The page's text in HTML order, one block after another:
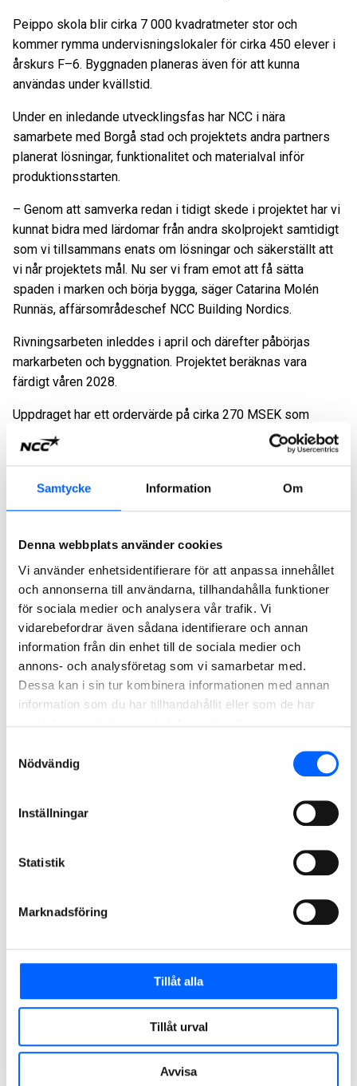
Samtycke Information Om
Denna webbplats använder cookies
Vi använder enhetsidentifierare för att anpassa innehållet
och annonserna till användarna, tillhandahålla funktioner
för sociala medier och analysera vår trafik. Vi
vidarebefordrar även sådana identifierare och annan
information från din enhet till de sociala medier och
annons- och analysföretag som vi samarbetar med.
Dessa kan i sin tur kombinera informationen med annan
information som du har tillhandahållit eller som de har
Nödvändig
Inställningar
Statistik
Marknadsföring
Tillåt alla
Tillåt urval
Avvisa
Peippo skola blir cirka 7 000 kvadratmeter stor och
kommer rymma undervisningslokaler för cirka 450 elever i
årskurs F–6. Byggnaden planeras även för att kunna
användas under kvällstid.
Under en inledande utvecklingsfas har NCC i nära
samarbete med Borgå stad och projektets andra partners
planerat lösningar, funktionalitet och materialval inför
produktionsstarten.
– Genom att samverka redan i tidigt skede i projektet har vi
kunnat bidra med lärdomar från andra skolprojekt samtidigt
som vi tillsammans enats om lösningar och säkerställt att
vi når projektets mål. Nu ser vi fram emot att få sätta
spaden i marken och börja bygga, säger Catarina Molén
Runnäs, affärsområdeschef NCC Building Nordics.
Rivningsarbeten inleddes i april och därefter påbörjas
markarbeten och byggnation. Projektet beräknas vara
färdigt våren 2028.
Uppdraget har ett ordervärde på cirka 270 MSEK som
orderregistreras i det andra kvartalet 2026 i affärsområde
NCC Building Nordics.
För ytterligare information, vänligen kontakta:
Tove Stål, Head of Group External Relations NCC, 076-521
Mediabank
Om NCC. NCC är ett av de ledande byggföretagen i Norden.
Som expert på att driva komplexa byggprocesser bidrar
NCC till byggande som har en positiv inverkan på kunderna
och på samhällets utveckling i stort. Verksamheten
omfattar bygg- och infrastrukturprojekt, produktion av asfalt
och stenmaterial samt kommersiell fastighetsutveckling.
anställda. NCC:s aktier är noterade på Nasdaq Stockholm.
Relaterat Material